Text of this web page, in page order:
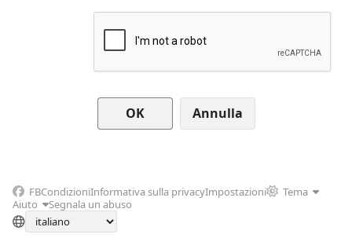
Annulla
FBCondizioniInformativa sulla privacyImpostazioni
Tema
Aiuto
Segnala un abuso